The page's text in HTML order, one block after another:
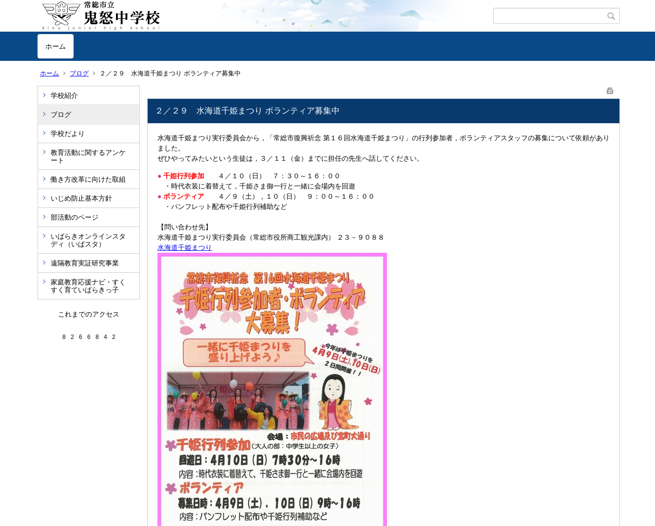
ホーム
ホーム ブログ ２／２９ 水海道千姫まつり ボランティア募集中
学校紹介
ブログ
学校だより
教育活動に関するアンケ
ート
働き方改革に向けた取組
いじめ防止基本方針
部活動のページ
いばらきオンラインスタ
ディ（いばスタ）
遠隔教育実証研究事業
家庭教育応援ナビ・すく
すく育ていばらきっ子
これまでのアクセス
8 2 6 6 8 4 2
２／２９ 水海道千姫まつり ボランティア募集中
水海道千姫まつり実行委員会から，「常総市復興祈念 第１６回水海道千姫まつり」の行列参加者，ボランティアスタッフの募集について依頼があり
ました。
ぜひやってみたいという生徒は，３／１１（金）までに担任の先生へ話してください。
● 千姫行列参加 ４／１０（日） ７：３０～１６：００
・時代衣装に着替えて，千姫さま御一行と一緒に会場内を回遊
● ボランティア ４／９（土），１０（日） ９：００～１６：００
・パンフレット配布や千姫行列補助など
【問い合わせ先】
水海道千姫まつり実行委員会（常総市役所商工観光課内） ２３－９０８８
水海道千姫まつり